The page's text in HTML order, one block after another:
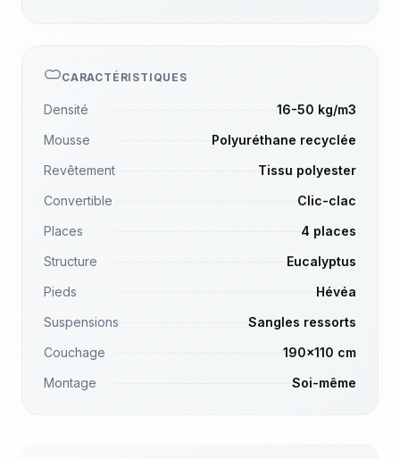
CARACTÉRISTIQUES
Densité
16-50 kg/m3
Mousse
Polyuréthane recyclée
Revêtement
Tissu polyester
Convertible
Clic-clac
Places
4 places
Structure
Eucalyptus
Pieds
Hévéa
Suspensions
Sangles ressorts
Couchage
190x110 cm
Montage
Soi-même